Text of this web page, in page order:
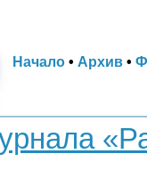
Начало• Архив•